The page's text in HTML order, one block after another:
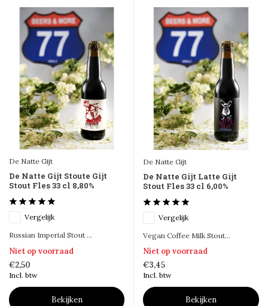
De Natte Gijt
De Natte Gijt Stoute Gijt
Stout Fles 33 cl 8,80%
Vergelijk
Russian Imperial Stout ...
Niet op voorraad
€2,50
Incl. btw
Bekijken
De Natte Gijt
De Natte Gijt Latte Gijt
Stout Fles 33 cl 6,00%
Vergelijk
Vegan Coffee Milk Stout...
Niet op voorraad
€3,45
Incl. btw
Bekijken